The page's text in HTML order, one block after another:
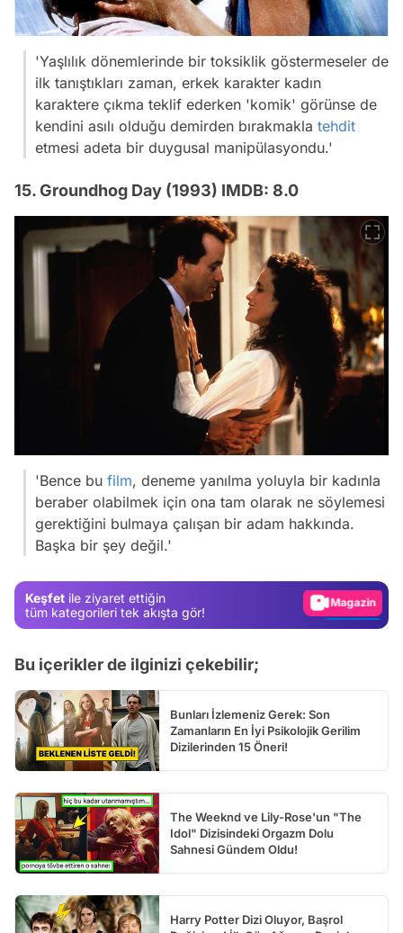
'Yaşlılık dönemlerinde bir toksiklik göstermeseler de
ilk tanıştıkları zaman, erkek karakter kadın
karaktere çıkma teklif ederken 'komik' görünse de
kendini asılı olduğu demirden bırakmakla tehdit
etmesi adeta bir duygusal manipülasyondu.'
15. Groundhog Day (1993) IMDB: 8.0
'Bence bu film, deneme yanılma yoluyla bir kadınla
beraber olabilmek için ona tam olarak ne söylemesi
gerektiğini bulmaya çalışan bir adam hakkında.
Başka bir şey değil.'
Keşfet ile ziyaret ettiğin
tüm kategorileri tek akışta gör!
Video
Video
Bu içerikler de ilginizi çekebilir;
Bunları İzlemeniz Gerek: Son
Zamanların En İyi Psikolojik Gerilim
Dizilerinden 15 Öneri!
The Weeknd ve Lily-Rose'un "The
Idol" Dizisindeki Orgazm Dolu
Sahnesi Gündem Oldu!
Harry Potter Dizi Oluyor, Başrol